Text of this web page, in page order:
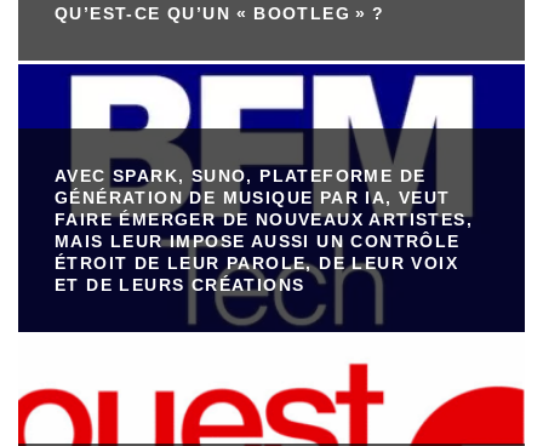
QU’EST-CE QU’UN « BOOTLEG » ?
AVEC SPARK, SUNO, PLATEFORME DE
GÉNÉRATION DE MUSIQUE PAR IA, VEUT
FAIRE ÉMERGER DE NOUVEAUX ARTISTES,
MAIS LEUR IMPOSE AUSSI UN CONTRÔLE
ÉTROIT DE LEUR PAROLE, DE LEUR VOIX
ET DE LEURS CRÉATIONS